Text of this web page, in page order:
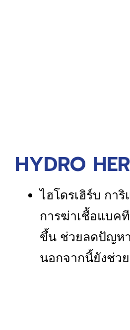
HYDRO
ไฮโดรเฮิร์บ กา
การฆ่าเชื้อแบค
ขึ้น ช่วยลดปัญหา
นอกจากนี้ยังช่ว